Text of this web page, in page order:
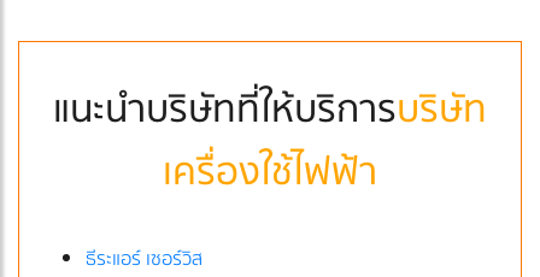
แนะนำบริษัทที่ให้บริการบริษัท
เครื่องใช้ไฟฟ้า
ธีระแอร์ เซอร์วิส